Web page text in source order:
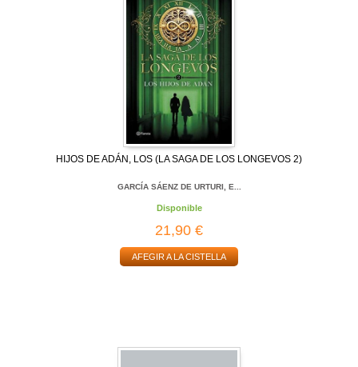
HIJOS DE ADÁN, LOS (LA SAGA DE LOS LONGEVOS 2)
GARCÍA SÁENZ DE URTURI, E...
Disponible
21,90 €
AFEGIR A LA CISTELLA